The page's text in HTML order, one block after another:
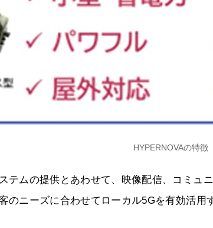
HYPERNOVAの特徴
テムの提供とあわせて、映像配信、コミュ
のニーズに合わせてローカル5Gを有効活